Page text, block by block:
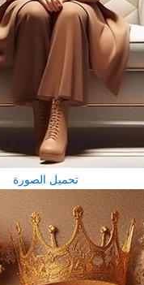
تحميل الصورة